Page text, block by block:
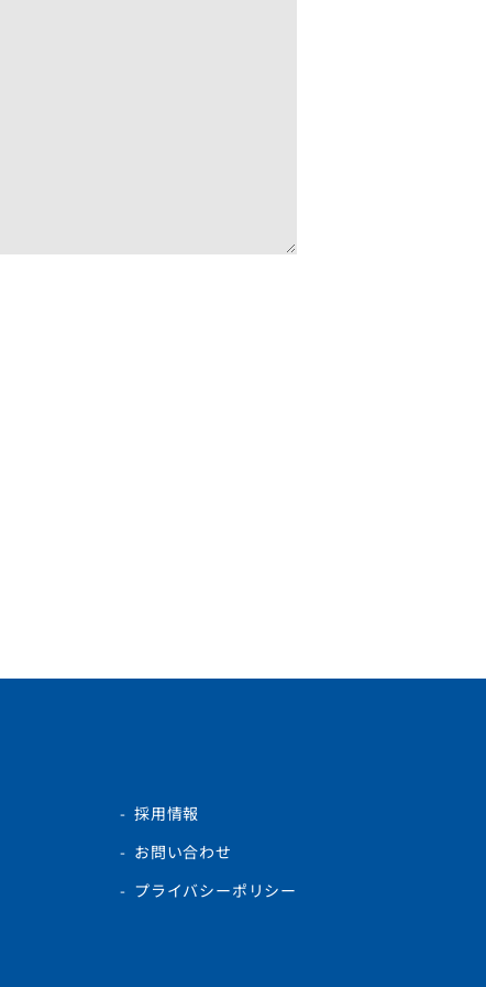
採用情報
お問い合わせ
プライバシーポリシー